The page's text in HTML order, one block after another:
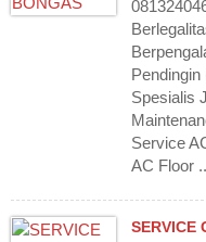
Pendingin
Spesialis
Service
AC Floor
SERVICE